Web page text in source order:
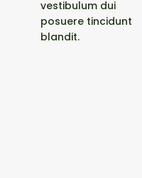
vestibulum dui
posuere tincidunt
blandit.